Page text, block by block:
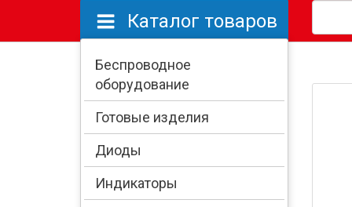
Каталог товаров
Беспроводное
оборудование
Готовые изделия
Диоды
Индикаторы